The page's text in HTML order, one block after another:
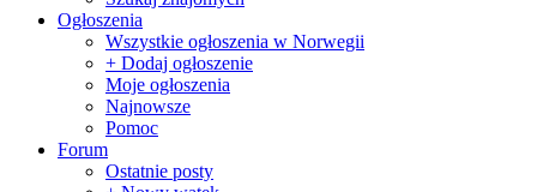
Ogłoszenia
Wszystkie ogłoszenia w Norwegii
+ Dodaj ogłoszenie
Moje ogłoszenia
Najnowsze
Pomoc
Forum
Ostatnie posty